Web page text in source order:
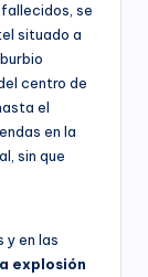
se
situado a
centro de
el
en la
sin que
y en las
explosión